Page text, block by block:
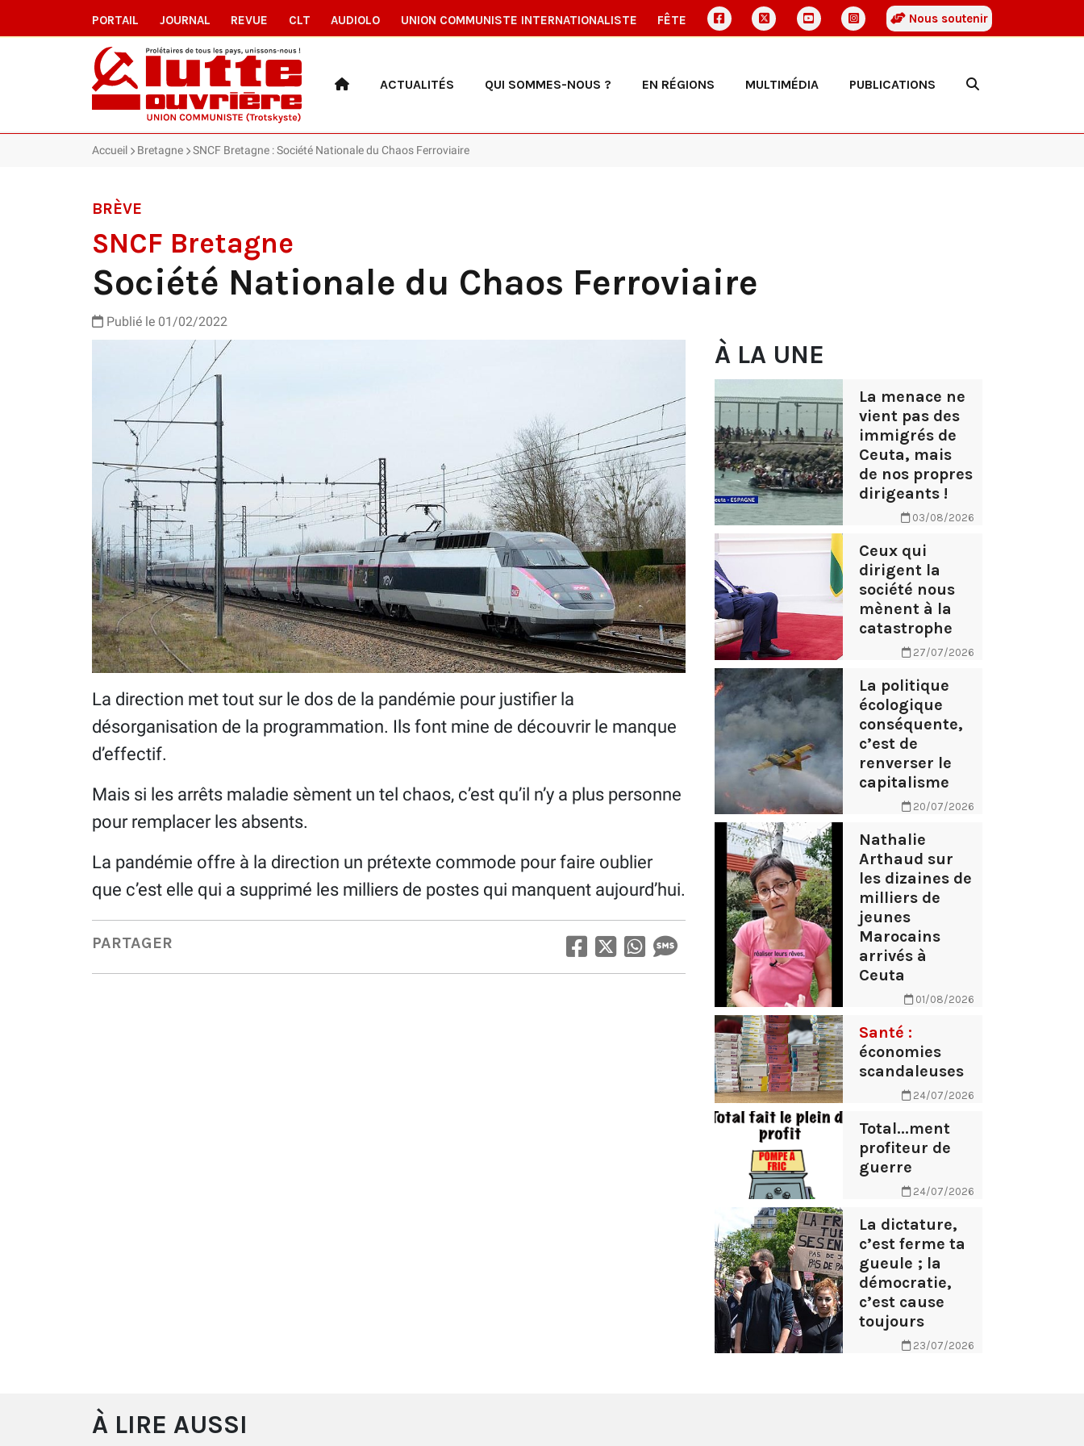
PORTAIL JOURNAL REVUE CLT AUDIOLO UNION COMMUNISTE INTERNATIONALISTE FÊTE Nous soutenir
ACTUALITÉS QUI SOMMES-NOUS ? EN RÉGIONS MULTIMÉDIA PUBLICATIONS
Accueil Bretagne SNCF Bretagne : Société Nationale du Chaos Ferroviaire
BRÈVE
SNCF Bretagne
Société Nationale du Chaos Ferroviaire
Publié le 01/02/2022
La direction met tout sur le dos de la pandémie pour justifier la
désorganisation de la programmation. Ils font mine de découvrir le manque
d’effectif.
Mais si les arrêts maladie sèment un tel chaos, c’est qu’il n’y a plus personne
pour remplacer les absents.
La pandémie offre à la direction un prétexte commode pour faire oublier
que c’est elle qui a supprimé les milliers de postes qui manquent aujourd’hui.
PARTAGER
À LA UNE
La menace ne
vient pas des
immigrés de
Ceuta, mais
de nos propres
dirigeants !
03/08/2026
Ceux qui
dirigent la
société nous
mènent à la
catastrophe
27/07/2026
La politique
écologique
conséquente,
c’est de
renverser le
capitalisme
20/07/2026
Nathalie
Arthaud sur
les dizaines de
milliers de
jeunes
Marocains
arrivés à
Ceuta
01/08/2026
Santé :
économies
scandaleuses
24/07/2026
Total...ment
profiteur de
guerre
24/07/2026
La dictature,
c’est ferme ta
gueule ; la
démocratie,
c’est cause
toujours
23/07/2026
À LIRE AUSSI